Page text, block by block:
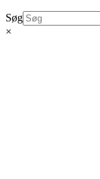
Søg
×